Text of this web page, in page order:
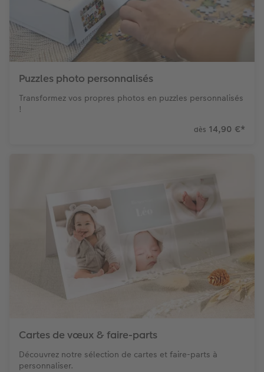
Puzzles photo personnalisés
Transformez vos propres photos en puzzles personnalisés
!
dès 14,90 €*
Cartes de vœux & faire-parts
Découvrez notre sélection de cartes et faire-parts à
personnaliser.